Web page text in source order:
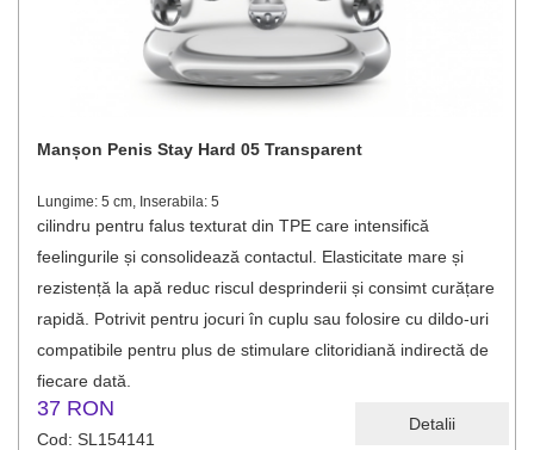
Detalii
Manșon Penis Stay Hard 05 Transparent
Lungime: 5 cm, Inserabila: 5
cilindru pentru falus texturat din TPE care intensifică
feelingurile și consolidează contactul. Elasticitate mare și
rezistență la apă reduc riscul desprinderii și consimt curățare
rapidă. Potrivit pentru jocuri în cuplu sau folosire cu dildo-uri
compatibile pentru plus de stimulare clitoridiană indirectă de
fiecare dată.
37 RON
Cod: SL154141